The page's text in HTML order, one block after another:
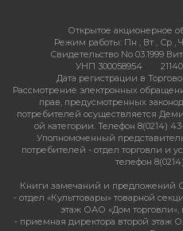
Открытое акционерное
Режим работы: Пн , Вт , Ср ,
Свидетельство No 03.1999
УНП 300058954
Дата регистрации в
Рассмотрение электронных
прав, предусмотренных
потребителей осуществляется
ой категории. Телефон 8(0214)
Уполномоченный
потребителей - отдел торговли и
телефон
Книги замечаний и предложений
- отдел «Культтовары» товарной
этаж ОАО «Дом торговли»,
- приемная директора второй этаж